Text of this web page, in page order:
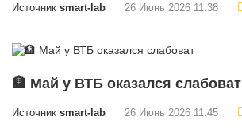
Источник smart-lab 26 Июнь 2026 11:38
🏦 Май у ВТБ оказался слабоват
Источник smart-lab 26 Июнь 2026 11:45